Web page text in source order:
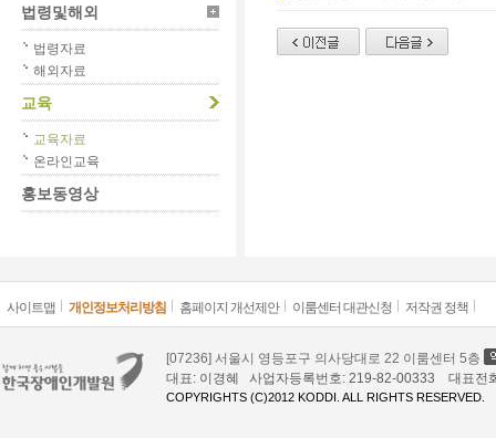
법령및해외
법령자료
해외자료
교육
교육자료
온라인교육
홍보동영상
사이트맵 개인정보처리방침 홈페이지 개선제안 이룸센터 대관신청 저작권 정책
[07236] 서울시 영등포구 의사당대로 22 이룸센터 5층
대표: 이경혜 사업자등록번호: 219-82-00333 대표
COPYRIGHTS (C)2012 KODDI. ALL RIGHTS RESERVED.